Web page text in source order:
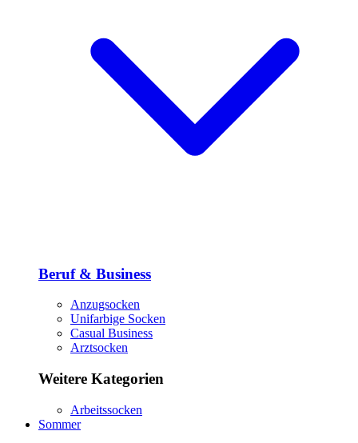
Beruf & Business
Anzugsocken
Unifarbige Socken
Casual Business
Arztsocken
Weitere Kategorien
Arbeitssocken
Sommer